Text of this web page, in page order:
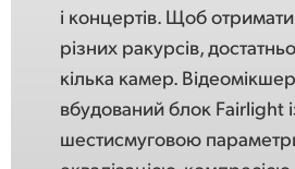
і концертів. Щоб отримати
різних ракурсів,
кілька камер.
вбудований блок Fairlight
шестисмуговою